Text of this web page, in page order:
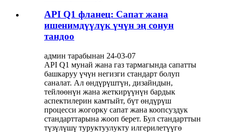
API Q1 фланец: Сапат жана
ишенимдүүлүк үчүн эң сонун
тандоо
админ тарабынан 24-03-07
API Q1 мунай жана газ тармагында сапатты
башкаруу үчүн негизги стандарт болуп
саналат. Ал өндүрүштүн, дизайндын,
тейлөөнүн жана жеткирүүнүн бардык
аспектилерин камтыйт, бүт өндүрүш
процесси жогорку сапат жана коопсуздук
стандарттарына жооп берет. Бул стандарттын
түзүлүшү туруктуулукту илгерилетүүгө